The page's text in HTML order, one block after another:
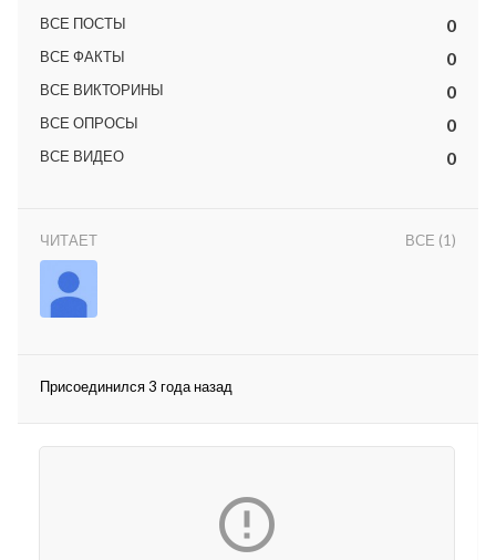
ВСЕ ПОСТЫ 0
ВСЕ ФАКТЫ 0
ВСЕ ВИКТОРИНЫ 0
ВСЕ ОПРОСЫ 0
ВСЕ ВИДЕО 0
ЧИТАЕТ ВСЕ (1)
Присоединился 3 года назад
